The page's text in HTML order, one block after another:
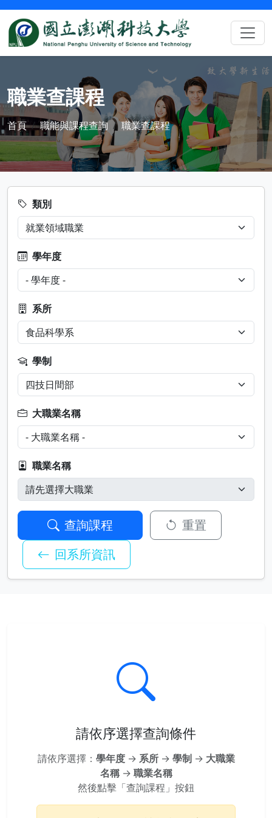
職業查課程
首頁 職能與課程查詢 職業查課程
類別
學年度
系所
學制
大職業名稱
職業名稱
查詢課程
重置
回系所資訊
請依序選擇查詢條件
請依序選擇： 學年度→ 系所→ 學制→ 大職業
名稱→ 職業名稱
然後點擊「查詢課程」按鈕